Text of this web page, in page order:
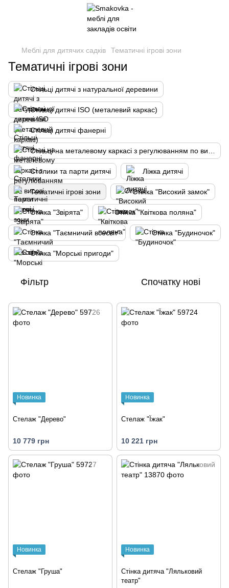
Меблі для дитячих садків Тематичні ігрові зони
Тематичні ігрові зони
Стільці дитячі з натуральної деревини
Стільці дитячі ISO (металевий каркас)
Стільці дитячі фанерні
Столики та парти дитячі Ліжка дитячі
Тематичні ігрові зони Стінка "Високий замок"
Стінка "Звірята" Стінка "Квіткова поляна"
Стінка "Таємничий всесвіт" Стінка "Будиночок"
Стінка "Морські пригоди"
Фільтр Спочатку нові
Новинка
Стелаж "Дерево"
10 779 грн
Новинка
Стелаж "Їжак"
10 221 грн
Новинка
Стелаж "Груша"
Новинка
Стінка дитяча "Ляльковий
театр"